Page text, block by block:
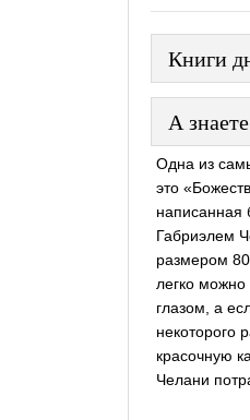
Книги
А
Одна из
это
написанная
Габриэлем
размером
легко
глазом, а
некоторого
красочную
Челани